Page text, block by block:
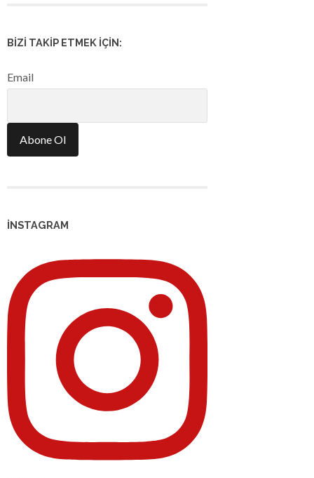
BIZI TAKIP ETMEK İÇIN:
Email
İNSTAGRAM